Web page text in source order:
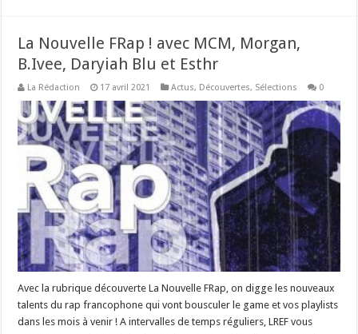
La Nouvelle FRap ! avec MCM, Morgan,
B.Ivee, Daryiah Blu et Esthr
La Rédaction 17 avril 2021 Actus, Découvertes, Sélections 0
Avec la rubrique découverte La Nouvelle FRap, on digge les nouveaux
talents du rap francophone qui vont bousculer le game et vos playlists
dans les mois à venir ! A intervalles de temps réguliers, LREF vous